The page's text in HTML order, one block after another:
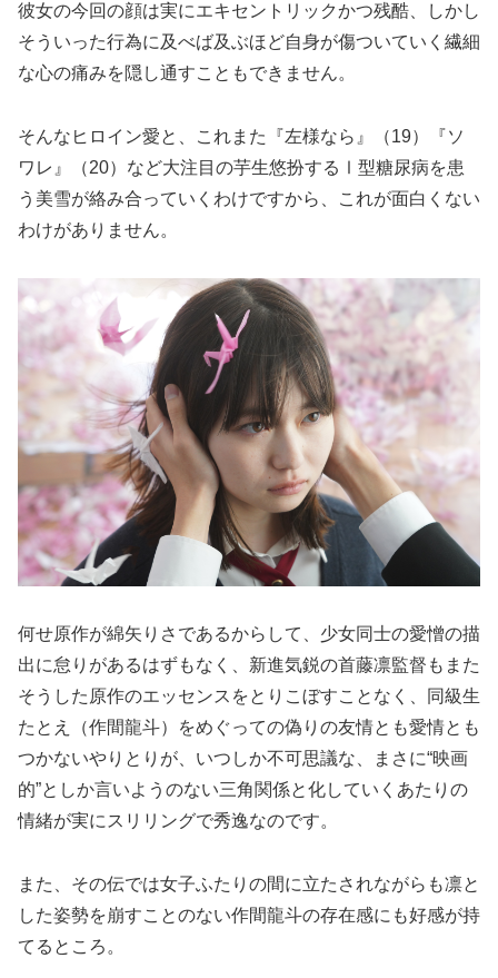
彼女の今回の顔は実にエキセントリックかつ残酷、しかし
そういった行為に及べば及ぶほど自身が傷ついていく繊細
な心の痛みを隠し通すこともできません。
そんなヒロイン愛と、これまた『左様なら』（19）『ソ
ワレ』（20）など大注目の芋生悠扮するⅠ型糖尿病を患
う美雪が絡み合っていくわけですから、これが面白くない
わけがありません。
何せ原作が綿矢りさであるからして、少女同士の愛憎の描
出に怠りがあるはずもなく、新進気鋭の首藤凛監督もまた
そうした原作のエッセンスをとりこぼすことなく、同級生
たとえ（作間龍斗）をめぐっての偽りの友情とも愛情とも
つかないやりとりが、いつしか不可思議な、まさに“映画
的”としか言いようのない三角関係と化していくあたりの
情緒が実にスリリングで秀逸なのです。
また、その伝では女子ふたりの間に立たされながらも凛と
した姿勢を崩すことのない作間龍斗の存在感にも好感が持
てるところ。